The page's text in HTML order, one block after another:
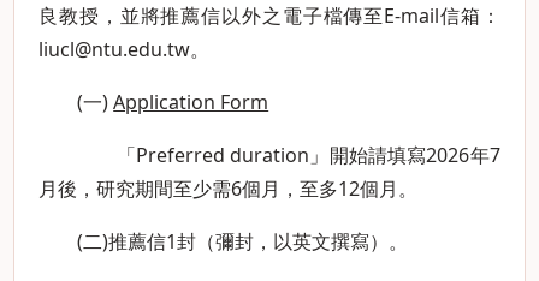
良教授，並將推薦信以外之電子檔傳至E-mail信箱：
liucl@ntu.edu.tw。
(一)Application Form
「Preferred duration」開始請填寫2026年7
月後，研究期間至少需6個月，至多12個月。
(二)推薦信1封（彌封，以英文撰寫）。